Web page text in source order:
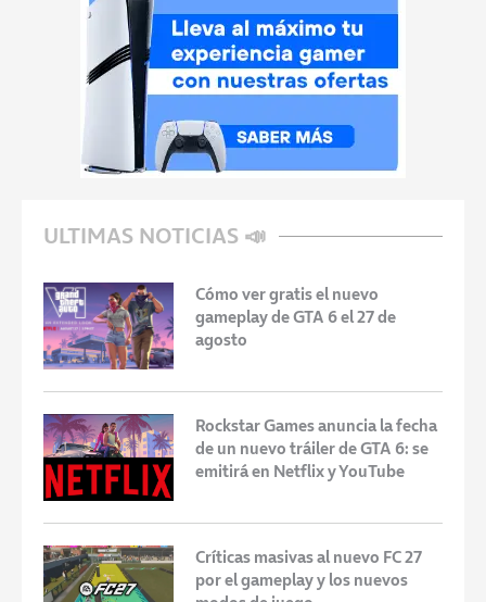
ULTIMAS NOTICIAS 📣
Cómo ver gratis el nuevo
gameplay de GTA 6 el 27 de
agosto
Rockstar Games anuncia la fecha
de un nuevo tráiler de GTA 6: se
emitirá en Netflix y YouTube
Críticas masivas al nuevo FC 27
por el gameplay y los nuevos